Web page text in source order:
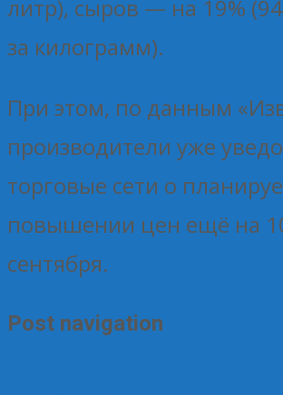
литр), сыров — на 19%
за килограмм).
При этом, по данным
производители уже
торговые сети о
повышении цен ещё на
сентября.
Post navigation